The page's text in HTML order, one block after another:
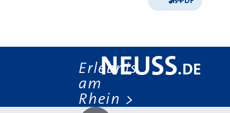
Erlebnis
am
Rhein
NEUSS.DE